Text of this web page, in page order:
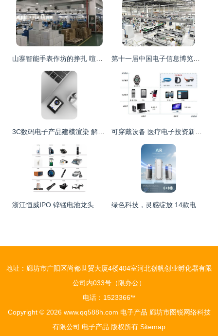
地址：廊坊市广阳区尚都世贸大厦4楼404室河北创帆创业孵化器有限
公司内033号（限办公）
电话：1523366**
Copyright © 2026 www.qq588h.com 电子产品 廊坊市图锐网络科技
有限公司 电子产品 版权所有 Sitemap